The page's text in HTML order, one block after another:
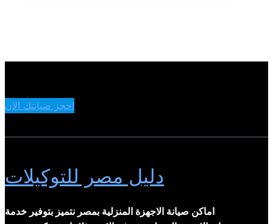
احجز صيانتك الان
دليل مصر للتوكيلات
اماكن صيانة الاجهزة المنزلية بمصر نتميز بتوفير خدمة